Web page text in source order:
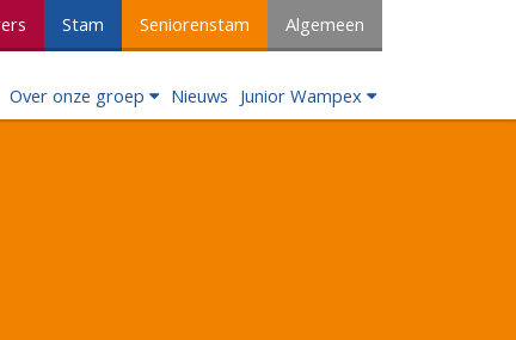
Stam Seniorenstam Algemeen
Over onze groep Nieuws Junior Wampex